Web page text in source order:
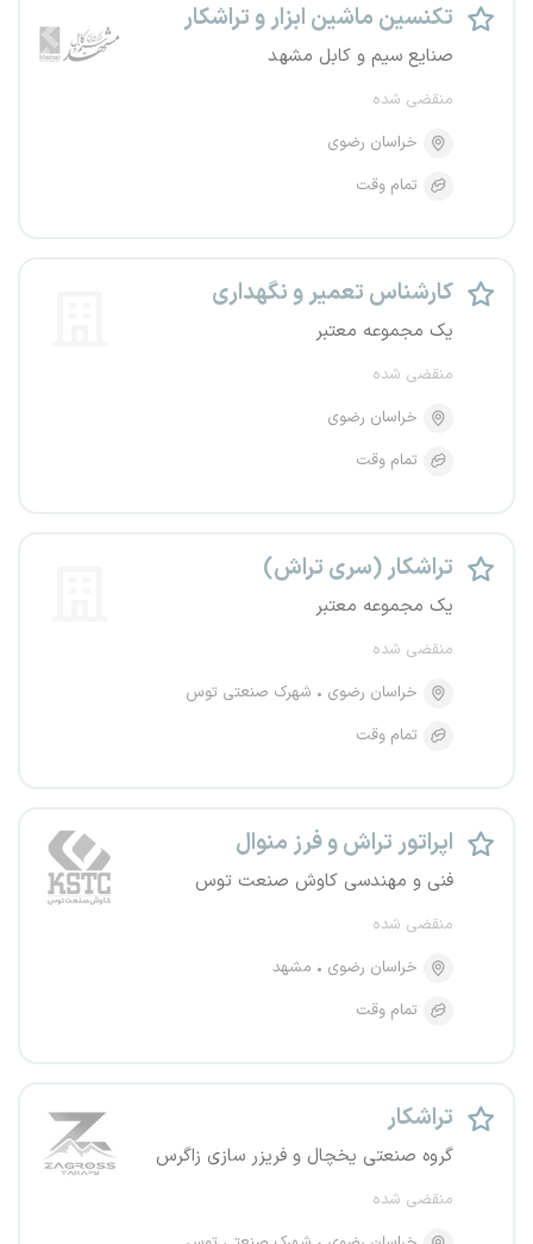
تکنسین ماشین ابزار و تراشکار
صنایع سیم و کابل مشهد
منقضی شده
خراسان رضوی
تمام وقت
کارشناس تعمیر و نگهداری
یک مجموعه معتبر
منقضی شده
خراسان رضوی
تمام وقت
تراشکار (سری تراش)
یک مجموعه معتبر
منقضی شده
خراسان رضوی
شهرک صنعتی توس
تمام وقت
اپراتور تراش و فرز منوال
فنی و مهندسی کاوش صنعت توس
منقضی شده
خراسان رضوی
مشهد
تمام وقت
تراشکار
گروه صنعتی یخچال و فریزر سازی زاگرس
منقضی شده